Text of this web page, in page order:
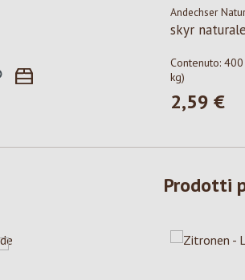
Andechser Natur
skyr naturale
Contenuto:
kg)
Prezzo
2,59 €
Prodotti